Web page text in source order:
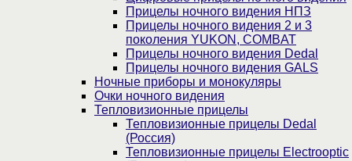
Прицелы ночного видения НПЗ
Прицелы ночного видения 2 и 3
поколения YUKON, COMBAT
Прицелы ночного видения Dedal
Прицелы ночного видения GALS
Ночные приборы и монокуляры
Очки ночного видения
Тепловизионные прицелы
Тепловизионные прицелы Dedal
(Россия)
Тепловизионные прицелы Electrooptic